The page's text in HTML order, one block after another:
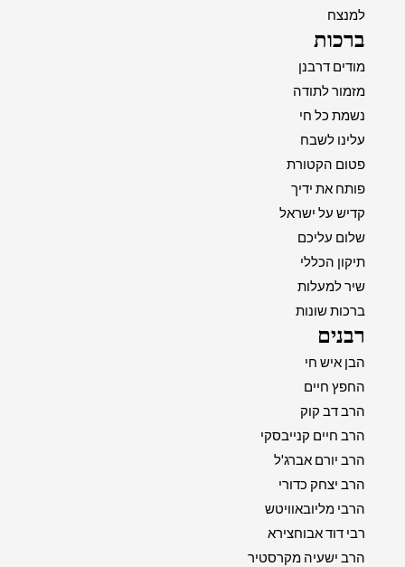
למנצח
ברכות
מודים דרבנן
מזמור לתודה
נשמת כל חי
עלינו לשבח
פטום הקטורת
פותח את ידיך
קדיש על ישראל
שלום עליכם
תיקון הכללי
שיר למעלות
ברכות שונות
רבנים
הבן איש חי
החפץ חיים
הרב דב קוק
הרב חיים קנייבסקי
הרב יורם אברג'ל
הרב יצחק כדורי
הרבי מליובאוויטש
רבי דוד אבוחצירא
הרב ישעיה מקרסטיר